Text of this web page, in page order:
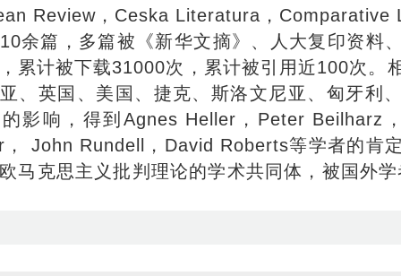
Review，Ceska Literatura，Comparative
余篇，多篇被《新华文摘》、人大复印资料
累计被下载31000次，累计被引用近100次。
、英国、美国、捷克、斯洛文尼亚、匈牙利
影响，得到Agnes Heller，Peter Beilharz
John Rundell，David Roberts等学者的肯
马克思主义批判理论的学术共同体，被国外